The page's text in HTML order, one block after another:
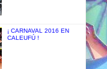
¡ CARNAVAL 2016 EN
CALEUFÚ !